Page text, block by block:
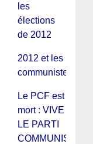
les
élections
de 2012
2012 et les
communistes
Le PCF est
mort : VIVE
LE PARTI
COMMUNISTE